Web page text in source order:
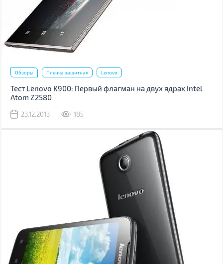
Обзоры Пленка защитная Lenovo
Тест Lenovo K900: Первый флагман на двух ядрах Intel
Atom Z2580
23.12.2013 185